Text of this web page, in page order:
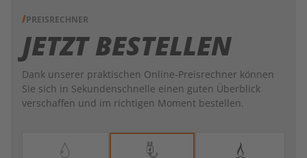
PREISRECHNER
JETZT BESTELLEN
Dank unserer praktischen Online-Preisrechner können
Sie sich in Sekundenschnelle einen guten Überblick
verschaffen und im richtigen Moment bestellen.